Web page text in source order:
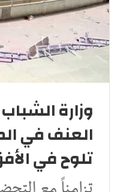
وزارة
العنف في
تلوح في